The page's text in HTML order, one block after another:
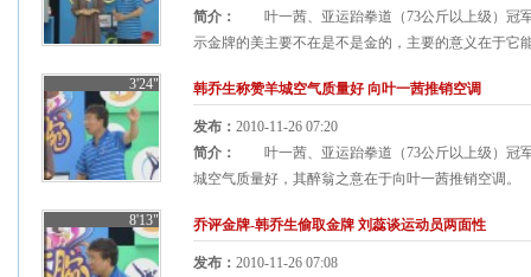
简介：
叶一茜、亚运跆拳道（73公斤以上级）冠
示金牌的美主要不在是不是金的，主要的意义在于它
3'24" 韩乔生称赞羊城空气质量好 向叶一茜推销空调
发布： 2010-11-26 07:20
简介：
叶一茜、亚运跆拳道（73公斤以上级）冠
城空气质量好，其醉翁之意在于向叶一茜推销空
8'13" 乔评金牌-韩乔生偷取金牌 刘蕊谈运动员两面性
发布： 2010-11-26 07:08